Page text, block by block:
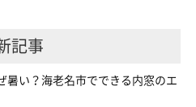
記事
暑い？海老名市でできる内窓のエ